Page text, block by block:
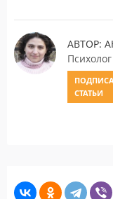
АВТОР:
СТАТЬИ